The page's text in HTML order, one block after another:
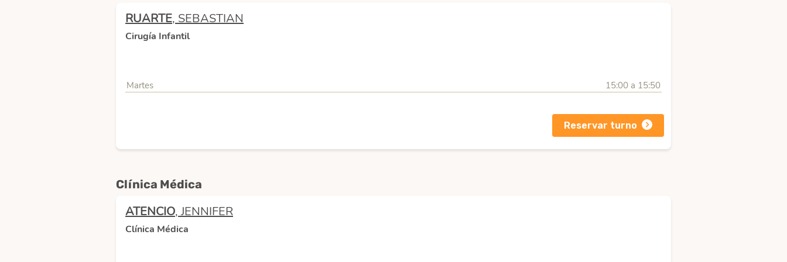
RUARTE, SEBASTIAN
Cirugía Infantil
Martes 15:00 a 15:50
Reservar turno
Clínica Médica
ATENCIO, JENNIFER
Clínica Médica